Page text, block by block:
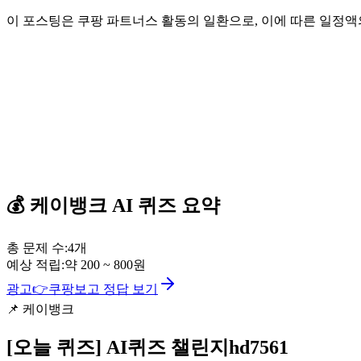
이 포스팅은 쿠팡 파트너스 활동의 일환으로, 이에 따른 일정
💰 케이뱅크 AI 퀴즈 요약
총 문제 수:4개
예상 적립:약 200 ~ 800원
광고👉쿠팡보고 정답 보기
📌 케이뱅크
[오늘 퀴즈] AI퀴즈 챌린지hd7561